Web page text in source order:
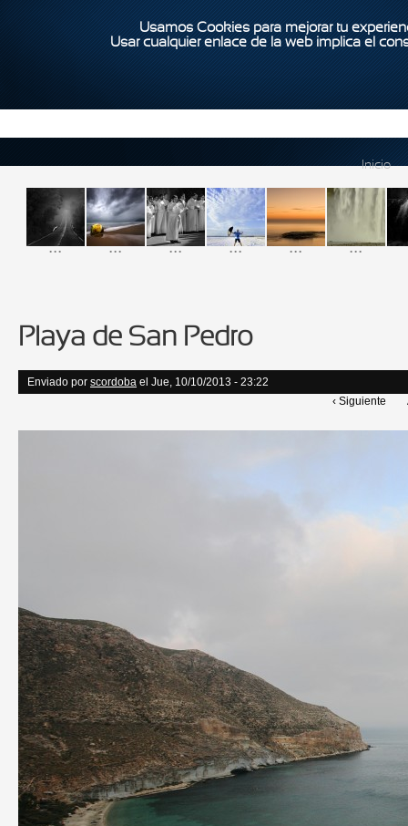
Usamos Cookies para mejorar tu
Usar cualquier enlace de la web implica el
Inicio
... ... ... ... ... ...
Playa de San Pedro
Enviado por scordoba el Jue, 10/10/2013 - 23:22
‹ Siguiente